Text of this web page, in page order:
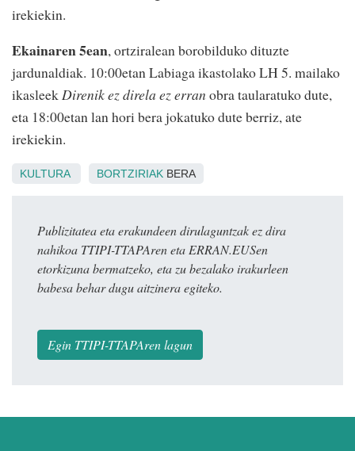
irekiekin.
Ekainaren 5ean, ortziralean borobilduko dituzte
jardunaldiak. 10:00etan Labiaga ikastolako LH 5. mailako
ikasleekDirenik ez direla ez erran obra taularatuko dute,
eta 18:00etan lan hori bera jokatuko dute berriz, ate
irekiekin.
KULTURA BORTZIRIAK BERA
Publizitatea eta erakundeen dirulaguntzak ez dira
nahikoa TTIPI-TTAPAren eta ERRAN.EUSen
etorkizuna bermatzeko, eta zu bezalako irakurleen
babesa behar dugu aitzinera egiteko.
Egin TTIPI-TTAPAren lagun